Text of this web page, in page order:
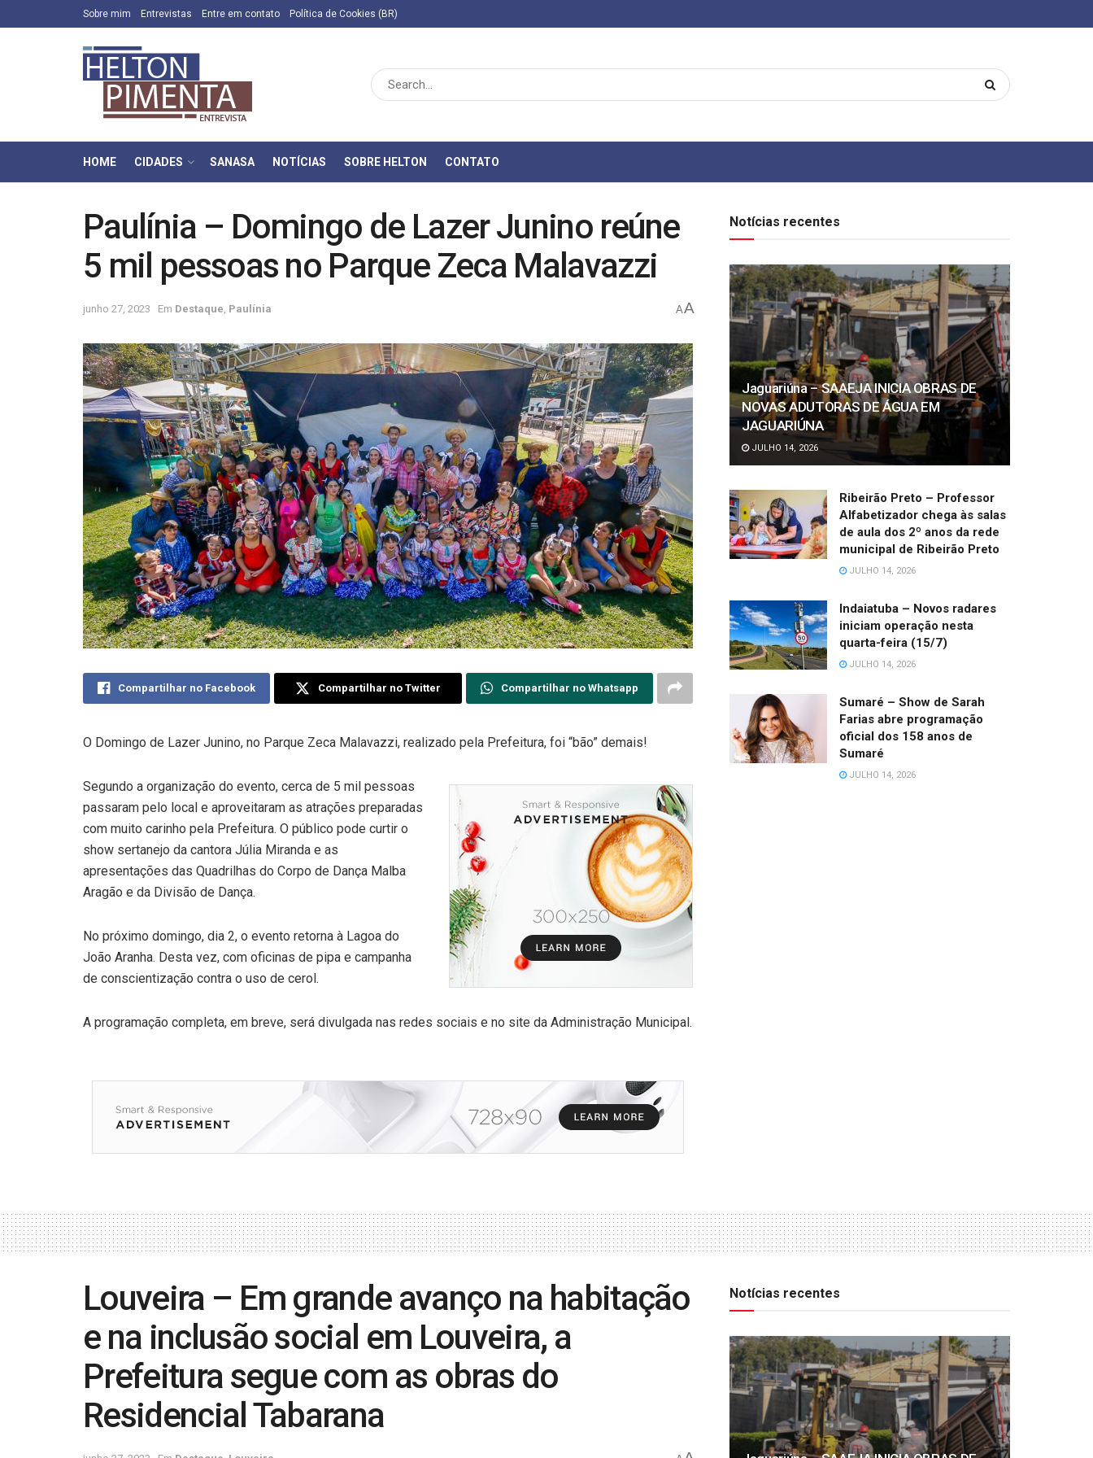
Sobre mim Entrevistas Entre em contato Política de Cookies (BR)
HOME CIDADES SANASA NOTÍCIAS SOBRE HELTON CONTATO
Paulínia – Domingo de Lazer Junino reúne
5 mil pessoas no Parque Zeca Malavazzi
junho 27, 2023 Em Destaque Paulínia AA
Compartilhar no Facebook Compartilhar no Twitter Compartilhar no Whatsapp
O Domingo de Lazer Junino, no Parque Zeca Malavazzi, realizado pela Prefeitura, foi “bão” demais!
Segundo a organização do evento, cerca de 5 mil pessoas
passaram pelo local e aproveitaram as atrações preparadas
com muito carinho pela Prefeitura. O público pode curtir o
show sertanejo da cantora Júlia Miranda e as
apresentações das Quadrilhas do Corpo de Dança Malba
Aragão e da Divisão de Dança.
No próximo domingo, dia 2, o evento retorna à Lagoa do
João Aranha. Desta vez, com oficinas de pipa e campanha
de conscientização contra o uso de cerol.
A programação completa, em breve, será divulgada nas redes sociais e no site da Administração Municipal.
Notícias recentes
Jaguariúna – SAAEJA INICIA OBRAS DE
NOVAS ADUTORAS DE ÁGUA EM
JAGUARIÚNA
JULHO 14, 2026
Ribeirão Preto – Professor
Alfabetizador chega às salas
de aula dos 2º anos da rede
municipal de Ribeirão Preto
JULHO 14, 2026
Indaiatuba – Novos radares
iniciam operação nesta
quarta-feira (15/7)
JULHO 14, 2026
Sumaré – Show de Sarah
Farias abre programação
oficial dos 158 anos de
Sumaré
JULHO 14, 2026
Louveira – Em grande avanço na habitação
e na inclusão social em Louveira, a
Prefeitura segue com as obras do
Residencial Tabarana
Notícias recentes